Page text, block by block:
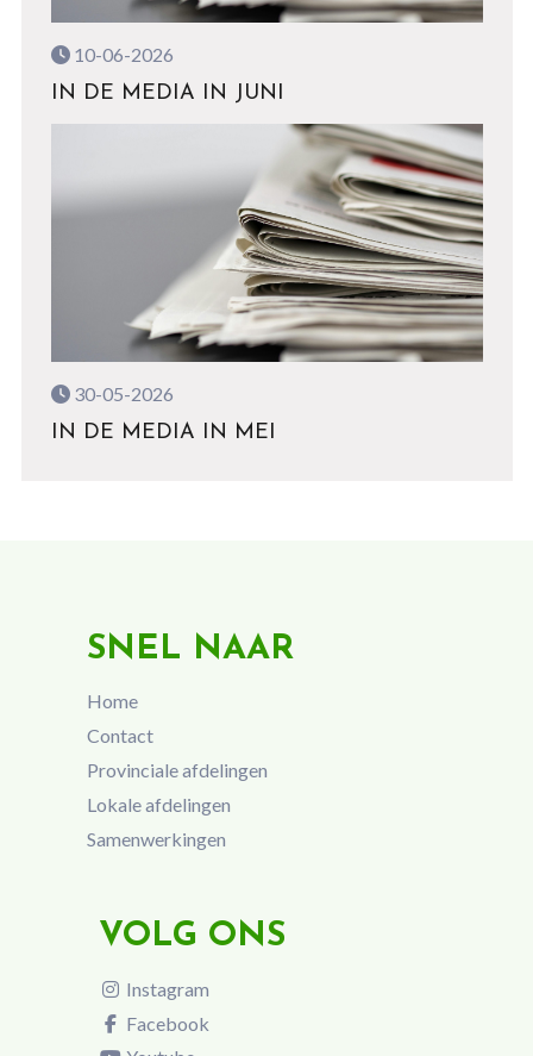
10-06-2026
IN DE MEDIA IN JUNI
30-05-2026
IN DE MEDIA IN MEI
SNEL NAAR
Home
Contact
Provinciale afdelingen
Lokale afdelingen
Samenwerkingen
VOLG ONS
Instagram
Facebook